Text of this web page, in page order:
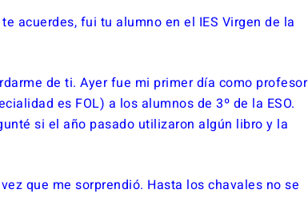
acuerdes, fui tu alumno en el IES Virgen de la
de ti. Ayer fue mi primer día como profesor
es FOL) a los alumnos de 3º de la ESO.
si el año pasado utilizaron algún libro y la
que me sorprendió. Hasta los chavales no se